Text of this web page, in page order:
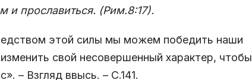
и прославиться. (Рим.8:17).
этой силы мы можем победить наши
свой несовершенный характер, чтобы
– Взгляд ввысь. – С.141.